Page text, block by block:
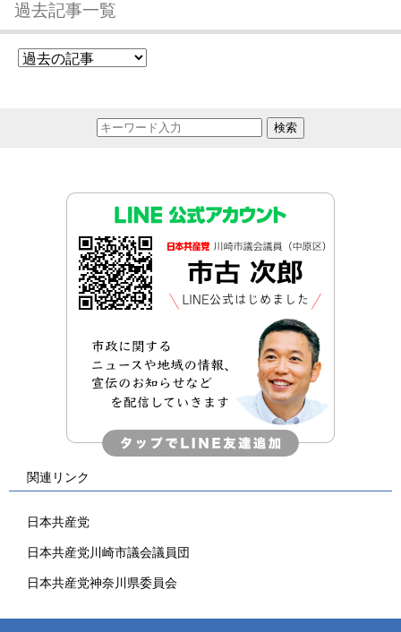
過去記事一覧
関連リンク
日本共産党
日本共産党川崎市議会議員団
日本共産党神奈川県委員会